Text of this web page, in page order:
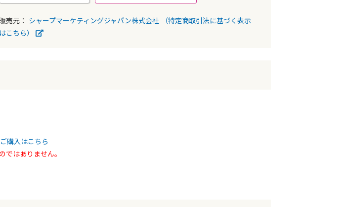
販売元： シャープマーケティングジャパン株式会社
（特定商取引法に基づく表示
はこちら）
購入はこちら
はありません。